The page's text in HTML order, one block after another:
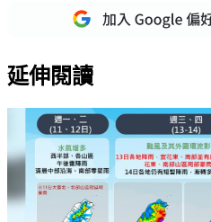
延伸閱讀